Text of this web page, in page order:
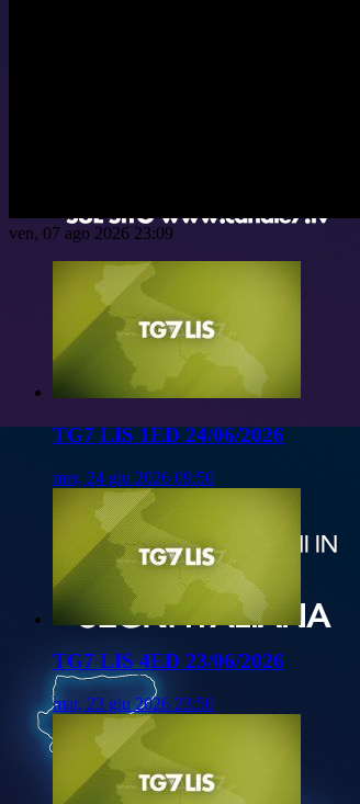
ven, 07 ago 2026 23:09
TG7 LIS 1ED 24/06/2026
mer, 24 giu 2026 09:50
TG7 LIS 4ED 23/06/2026
mar, 23 giu 2026 23:50